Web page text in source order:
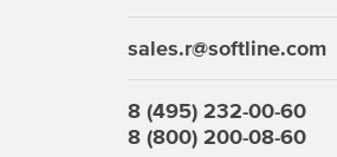
sales.r@softline.com
8 (495) 232-00-60
8 (800) 200-08-60